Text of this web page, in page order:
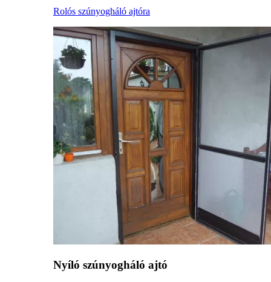
Rolós szúnyogháló ajtóra
Nyíló szúnyogháló ajtó